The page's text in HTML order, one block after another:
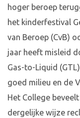
hoger beroep
het kinderfestival
van Beroep (CvB)
jaar heeft misleid
Gas-to-Liquid
goed milieu en de
Het College
dergelijke wijze